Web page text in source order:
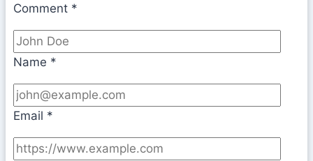
Comment *
Name *
Email *